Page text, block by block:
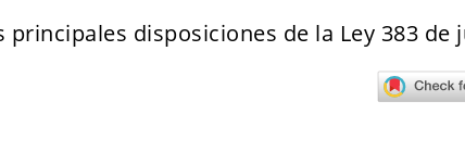
disposiciones de la Ley 383 de